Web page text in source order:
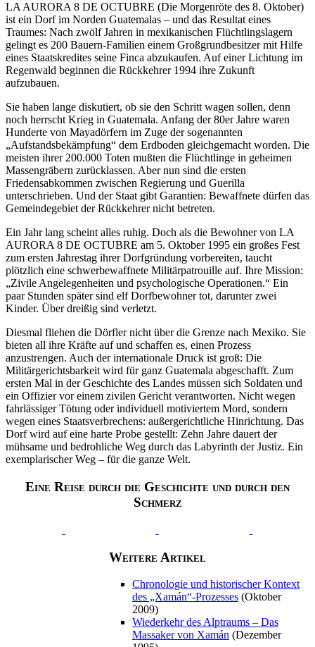
LA AURORA 8 DE OCTUBRE (Die Morgenröte des 8. Oktober)
ist ein Dorf im Norden Guatemalas – und das Resultat eines
Traumes: Nach zwölf Jahren in mexikanischen Flüchtlingslagern
gelingt es 200 Bauern-Familien einem Großgrundbesitzer mit Hilfe
eines Staatskredites seine Finca abzukaufen. Auf einer Lichtung im
Regenwald beginnen die Rückkehrer 1994 ihre Zukunft
aufzubauen.
Sie haben lange diskutiert, ob sie den Schritt wagen sollen, denn
noch herrscht Krieg in Guatemala. Anfang der 80er Jahre waren
Hunderte von Mayadörfern im Zuge der sogenannten
„Aufstandsbekämpfung“ dem Erdboden gleichgemacht worden. Die
meisten ihrer 200.000 Toten mußten die Flüchtlinge in geheimen
Massengräbern zurücklassen. Aber nun sind die ersten
Friedensabkommen zwischen Regierung und Guerilla
unterschrieben. Und der Staat gibt Garantien: Bewaffnete dürfen das
Gemeindegebiet der Rückkehrer nicht betreten.
Ein Jahr lang scheint alles ruhig. Doch als die Bewohner von LA
AURORA 8 DE OCTUBRE am 5. Oktober 1995 ein großes Fest
zum ersten Jahrestag ihrer Dorfgründung vorbereiten, taucht
plötzlich eine schwerbewaffnete Militärpatrouille auf. Ihre Mission:
„Zivile Angelegenheiten und psychologische Operationen.“ Ein
paar Stunden später sind elf Dorfbewohner tot, darunter zwei
Kinder. Über dreißig sind verletzt.
Diesmal fliehen die Dörfler nicht über die Grenze nach Mexiko. Sie
bieten all ihre Kräfte auf und schaffen es, einen Prozess
anzustrengen. Auch der internationale Druck ist groß: Die
Militärgerichtsbarkeit wird für ganz Guatemala abgeschafft. Zum
ersten Mal in der Geschichte des Landes müssen sich Soldaten und
ein Offizier vor einem zivilen Gericht verantworten. Nicht wegen
fahrlässiger Tötung oder individuell motiviertem Mord, sondern
wegen eines Staatsverbrechens: außergerichtliche Hinrichtung. Das
Dorf wird auf eine harte Probe gestellt: Zehn Jahre dauert der
mühsame und bedrohliche Weg durch das Labyrinth der Justiz. Ein
exemplarischer Weg – für die ganze Welt.
Eine Reise durch die Geschichte und durch den
Schmerz
Weitere Artikel
Chronologie und historischer Kontext
des „Xamán“-Prozesses (Oktober
2009)
Wiederkehr des Alptraums – Das
Massaker von Xamán (Dezember